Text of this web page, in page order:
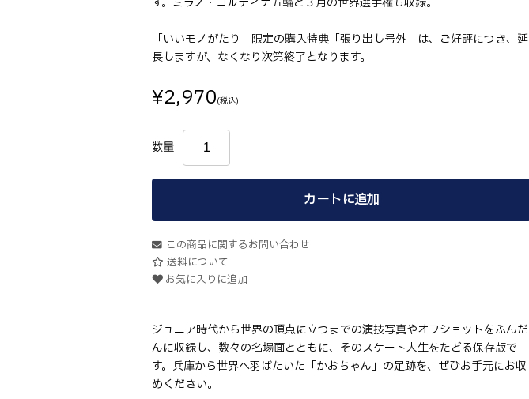
「いいモノがたり」限定の購入特典「張り出し号外」は、ご好評につき、延
長しますが、なくなり次第終了となります。
¥2,970(税込)
数量
カートに追加
この商品に関するお問い合わせ
送料について
お気に入りに追加
ジュニア時代から世界の頂点に立つまでの演技写真やオフショットをふんだ
んに収録し、数々の名場面とともに、そのスケート人生をたどる保存版で
す。兵庫から世界へ羽ばたいた「かおちゃん」の足跡を、ぜひお手元にお収
めください。